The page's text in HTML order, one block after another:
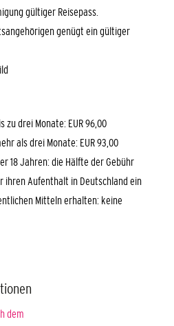
gültiger Reisepass.
genügt ein gültiger
zu drei Monate: EUR 96,00
als drei Monate: EUR 93,00
18 Jahren: die Hälfte der Gebühr
ihren Aufenthalt in Deutschland ein
Mitteln erhalten: keine
dem